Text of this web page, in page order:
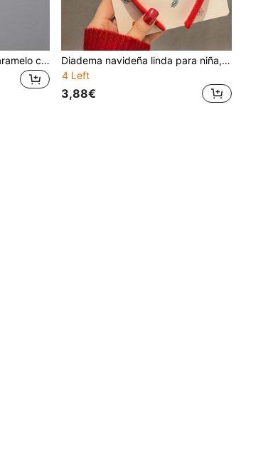
Lindo llavero de oso de caramelo con corazón brillante y dibujos animados - Accesorio creativo para bolso, coche, caja de auriculares, anillo de llaves para amigos y amantes
Diadema navideña linda para niña, pinza para el cabello con campana de Papá Noel, adorable accesorio para la cabeza de regalo festivo, accesorio para fiestas
4 Left
3,88€